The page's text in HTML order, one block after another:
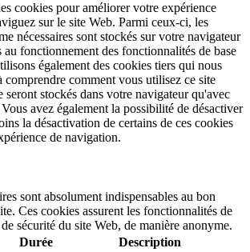
cookies pour améliorer votre expérience
sur le site Web. Parmi ceux-ci, les
nécessaires sont stockés sur votre navigateur
au fonctionnement des fonctionnalités de base
également des cookies tiers qui nous
comprendre comment vous utilisez ce site
seront stockés dans votre navigateur qu'avec
avez également la possibilité de désactiver
la désactivation de certains de ces cookies
de navigation.
sont absolument indispensables au bon
Ces cookies assurent les fonctionnalités de
sécurité du site Web, de manière anonyme.
Durée Description